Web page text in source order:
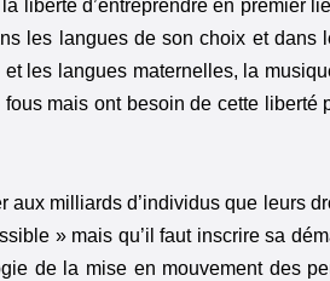
la liberté d’entreprendre en premier
les langues de son choix et
les langues maternelles, la
mais ont besoin de cette liberté
aux milliards d’individus que leurs
» mais qu’il faut inscrire sa
de la mise en mouvement des